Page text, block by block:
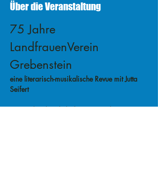
Über die Veranstaltung
75 Jahre
LandfrauenVerein
Grebenstein
eine literarisch-musikalische Revue mit Jutta
Seifert
Hospitalsaal, Bahnhofstr. 19, Grebenstein